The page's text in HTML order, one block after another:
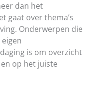
dan het
gaat over thema’s
Onderwerpen die
is om overzicht
op het juiste